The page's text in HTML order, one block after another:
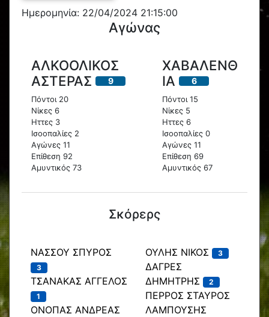
Ημερομηνία: 22/04/2024 21:15:00
Αγώνας
ΑΛΚΟΟΛΙΚΟΣ
ΑΣΤΕΡΑΣ
9
Πόντοι 20
Νίκες 6
Ηττες 3
Ισοοπαλίες 2
Αγώνες 11
Επίθεση 92
Αμυντικός 73
ΧΑΒΑΛΕΝΘ
ΙΑ
6
Πόντοι 15
Νίκες 5
Ηττες 6
Ισοοπαλίες 0
Αγώνες 11
Επίθεση 69
Αμυντικός 67
Σκόρερς
ΝΑΣΣΟΥ ΣΠΥΡΟΣ
3
ΤΣΑΝΑΚΑΣ ΑΓΓΕΛΟΣ
1
ΟΝΟΠΑΣ ΑΝΔΡΕΑΣ
ΟΥΛΗΣ ΝΙΚΟΣ 3
ΔΑΓΡΕΣ
ΔΗΜΗΤΡΗΣ
2
ΠΕΡΡΟΣ ΣΤΑΥΡΟΣ
ΛΑΜΠΟΥΣΗΣ